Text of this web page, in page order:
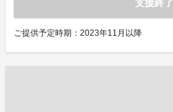
支援終了
ご提供予定時期：2023年11月以降